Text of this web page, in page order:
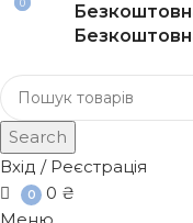
Search
Вхід / Реєстрація
0 0 ₴
0
0